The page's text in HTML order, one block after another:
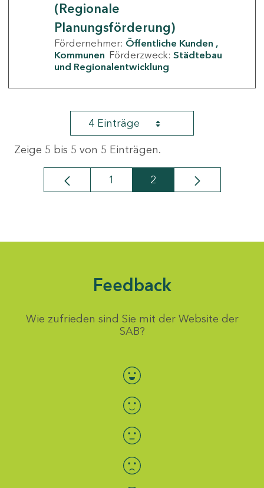
(Regionale
Planungsförderung)
Fördernehmer: Öffentliche Kunden
Kommunen Förderzweck: Städtebau
und Regionalentwicklung
4 Einträge
Zeige 5 bis 5 von 5 Einträgen.
Seite
1 Seite
2
Feedback
Wie zufrieden sind Sie mit der Website der
SAB?
Bewertung auswählen